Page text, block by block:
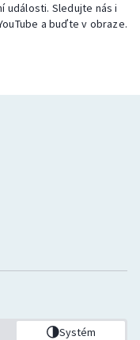
události. Sledujte nás i
a buďte v obraze.
Systém